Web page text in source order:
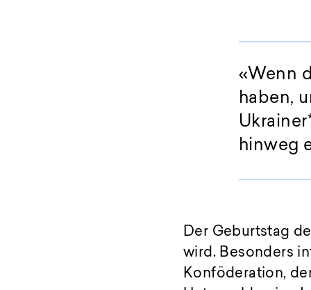
Wenn
haben,
hinweg
Der Geburtstag
wird. Besonders
Konföderation,